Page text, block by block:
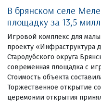
В брянском селе
площадку за 13,5
Игровой комплекс для
проекту
Стародубского округа
современная площадка с
Стоимость объекта
Торжественное открытие
церемонии открытия